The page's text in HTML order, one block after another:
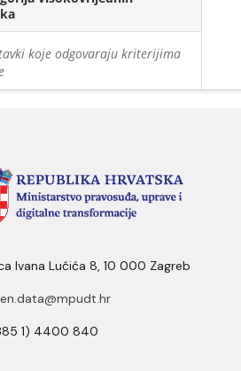
koje odgovaraju kriterijima